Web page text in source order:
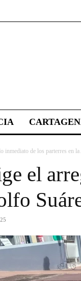
inmediato de los parterres en la
el